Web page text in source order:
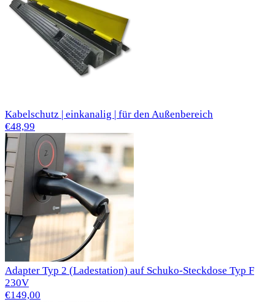
Kabelschutz | einkanalig | für den Außenbereich
€48,99
Adapter Typ 2 (Ladestation) auf Schuko-Steckdose Typ F
230V
€149,00